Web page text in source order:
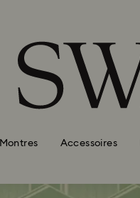
Montres Accessoires